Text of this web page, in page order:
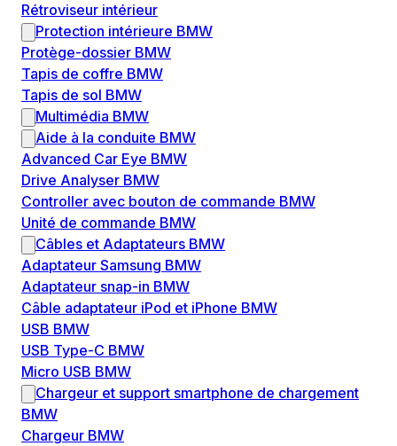
Rétroviseur intérieur
Protection intérieure BMW
Protège-dossier BMW
Tapis de coffre BMW
Tapis de sol BMW
Multimédia BMW
Aide à la conduite BMW
Advanced Car Eye BMW
Drive Analyser BMW
Controller avec bouton de commande BMW
Unité de commande BMW
Câbles et Adaptateurs BMW
Adaptateur Samsung BMW
Adaptateur snap-in BMW
Câble adaptateur iPod et iPhone BMW
USB BMW
USB Type-C BMW
Micro USB BMW
Chargeur et support smartphone de chargement
BMW
Chargeur BMW